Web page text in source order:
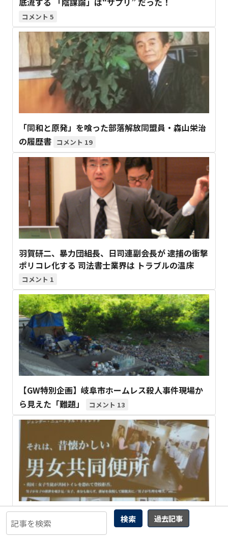
検索 過去記事
5
「同和と原発」を喰った部落解放同盟員・森山栄治
の履歴書
19
羽賀研二、暴力団組長、日司連副会長が 逮捕の衝撃
ポリコレ化する 司法書士業界は トラブルの温床
1
【GW特別企画】岐阜市ホームレス殺人事件現場か
ら見えた「難題」
13
【暴走する性自認①】女性スペースを 守れの声を
「分断」する 朝日新聞記者の正体
6